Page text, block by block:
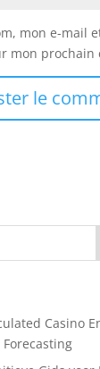
mon e-mail
mon prochain
Casino